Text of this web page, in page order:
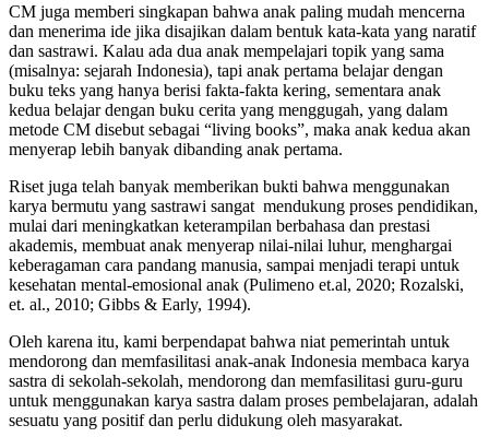
CM juga memberi singkapan bahwa anak paling mudah mencerna
dan menerima ide jika disajikan dalam bentuk kata-kata yang naratif
dan sastrawi. Kalau ada dua anak mempelajari topik yang sama
(misalnya: sejarah Indonesia), tapi anak pertama belajar dengan
buku teks yang hanya berisi fakta-fakta kering, sementara anak
kedua belajar dengan buku cerita yang menggugah, yang dalam
metode CM disebut sebagai “living books”, maka anak kedua akan
menyerap lebih banyak dibanding anak pertama.
Riset juga telah banyak memberikan bukti bahwa menggunakan
karya bermutu yang sastrawi sangat mendukung proses pendidikan,
mulai dari meningkatkan keterampilan berbahasa dan prestasi
akademis, membuat anak menyerap nilai-nilai luhur, menghargai
keberagaman cara pandang manusia, sampai menjadi terapi untuk
kesehatan mental-emosional anak (Pulimeno et.al, 2020; Rozalski,
et. al., 2010; Gibbs & Early, 1994).
Oleh karena itu, kami berpendapat bahwa niat pemerintah untuk
mendorong dan memfasilitasi anak-anak Indonesia membaca karya
sastra di sekolah-sekolah, mendorong dan memfasilitasi guru-guru
untuk menggunakan karya sastra dalam proses pembelajaran, adalah
sesuatu yang positif dan perlu didukung oleh masyarakat.